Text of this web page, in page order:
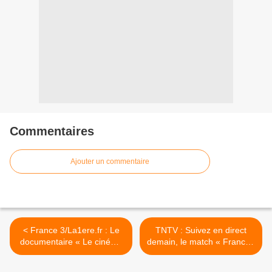
Commentaires
Ajouter un commentaire
< France 3/La1ere.fr : Le
documentaire « Le cinéma
de Marie-Josèphe » revient
TNTV : Suivez en direct
demain, le match « France /
Irlande » ! >